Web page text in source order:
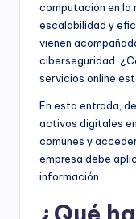
computación en la
escalabilidad y
vienen
ciberseguridad.
servicios online
En esta entrada,
activos digitales
comunes y
empresa debe
información.